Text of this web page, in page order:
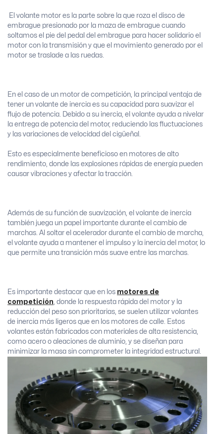
El volante motor es la parte sobre la que roza el disco de
embrague presionado por la maza de embrague cuando
soltamos el pie del pedal del embrague para hacer solidario el
motor con la transmisión y que el movimiento generado por el
motor se traslade a las ruedas.
En el caso de un motor de competición, la principal ventaja de
tener un volante de inercia es su capacidad para suavizar el
flujo de potencia. Debido a su inercia, el volante ayuda a nivelar
la entrega de potencia del motor, reduciendo las fluctuaciones
y las variaciones de velocidad del cigüeñal.
Esto es especialmente beneficioso en motores de alto
rendimiento, donde las explosiones rápidas de energía pueden
causar vibraciones y afectar la tracción.
Además de su función de suavización, el volante de inercia
también juega un papel importante durante el cambio de
marchas. Al soltar el acelerador durante el cambio de marcha,
el volante ayuda a mantener el impulso y la inercia del motor, lo
que permite una transición más suave entre las marchas.
Es importante destacar que en los motores de
competición , donde la respuesta rápida del motor y la
reducción del peso son prioritarias, se suelen utilizar volantes
de inercia más ligeros que en los motores de calle. Estos
volantes están fabricados con materiales de alta resistencia,
como acero o aleaciones de aluminio, y se diseñan para
minimizar la masa sin comprometer la integridad estructural.